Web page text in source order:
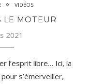
VIDÉOS
LE MOTEUR
2021
l’esprit libre… Ici, la
s’émerveiller,